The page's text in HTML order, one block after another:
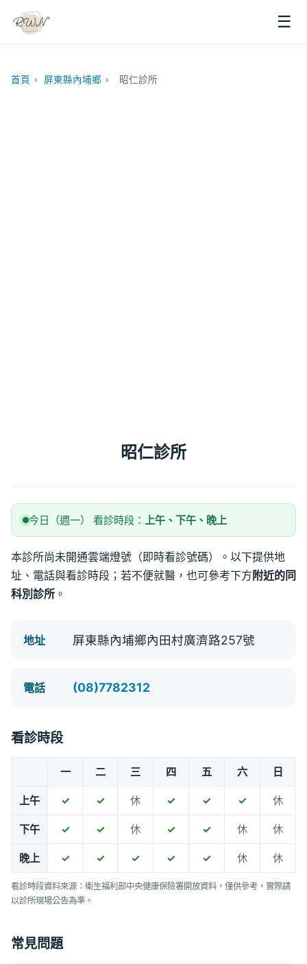
☰
首頁 › 屏東縣內埔鄉 › 昭仁診所
昭仁診所
今日（週一） 看診時段： 上午、下午、晚上
本診所尚未開通雲端燈號（即時看診號碼）。以下提供地
址、電話與看診時段；若不便就醫，也可參考下方 附近的同
科別診所 。
地址 屏東縣內埔鄉內田村廣濟路257號
電話 (08)7782312
看診時段
一 二 三 四 五 六 日
上午 ✓ ✓ 休 ✓ ✓ ✓ 休
下午 ✓ ✓ 休 ✓ ✓ 休 休
晚上 ✓ ✓ ✓ ✓ ✓ 休 休
看診時段資料來源：衛生福利部中央健康保險署開放資料，僅供參考，實際請
以診所現場公告為準。
常見問題